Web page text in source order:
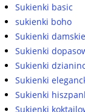
Sukienki basic
sukienki boho
Sukienki damskie
Sukienki
Sukienki
Sukienki
Sukienki
Sukienki